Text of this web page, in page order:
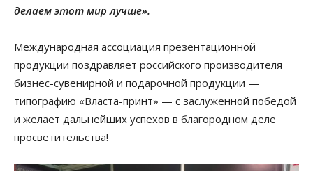
делаем этот мир лучше».
Международная ассоциация презентационной
продукции поздравляет российского производителя
бизнес-сувенирной и подарочной продукции —
типографию «Власта-принт» — с заслуженной победой
и желает дальнейших успехов в благородном деле
просветительства!